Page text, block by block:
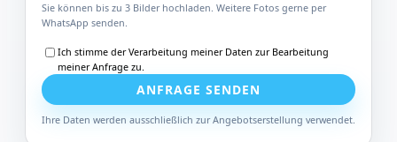
Sie können bis zu 3 Bilder hochladen. Weitere Fotos gerne per
WhatsApp senden.
Ich stimme der Verarbeitung meiner Daten zur Bearbeitung
meiner Anfrage zu.
ANFRAGE SENDEN
Ihre Daten werden ausschließlich zur Angebotserstellung verwendet.